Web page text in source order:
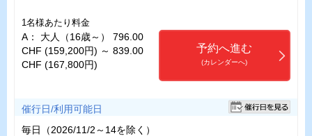
1名様あたり料金
A： 大人（16歳～） 796.00
CHF (159,200円) ～ 839.00
CHF (167,800円)
予約へ進む
(カレンダーへ)
催行日/利用可能日
毎日（2026/11/2～14を除く）